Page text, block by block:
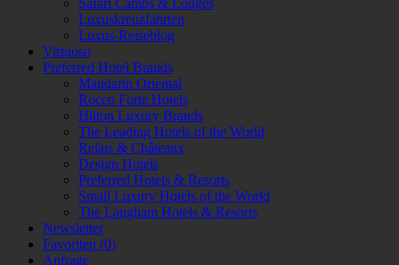
Safari Camps & Lodges
Luxuskreuzfahrten
Luxus-Reiseblog
Virtuoso
Preferred Hotel Brands
Mandarin Oriental
Rocco Forte Hotels
Hilton Luxury Brands
The Leading Hotels of the World
Relais & Châteaux
Design Hotels
Preferred Hotels & Resorts
Small Luxury Hotels of the World
The Langham Hotels & Resorts
Newsletter
Favoriten (0)
Anfrage